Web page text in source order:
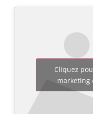
Cliquez
marketing